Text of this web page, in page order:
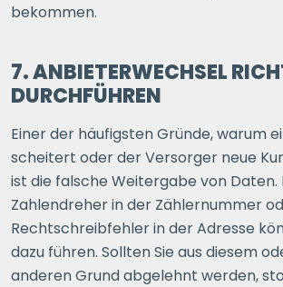
bekommen.
7. ANBIETERWECHSEL
DURCHFÜHREN
Einer der häufigsten Gründe, warum
scheitert oder der Versorger neue
ist die falsche Weitergabe von Daten.
Zahlendreher in der Zählernummer
Rechtschreibfehler in der Adresse
dazu führen. Sollten Sie aus diesem
anderen Grund abgelehnt werden,